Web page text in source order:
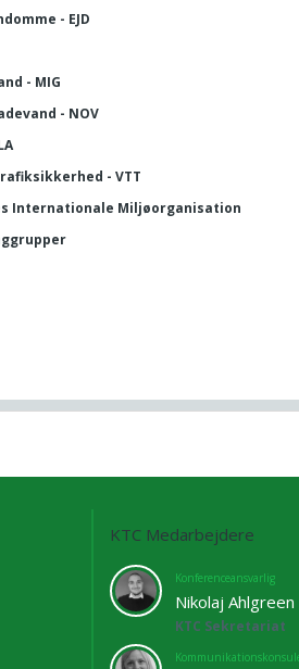
- EJD
- MIG
- NOV
- VTT
Internationale Miljøorganisation
KTC Medarbejdere
Konferenceansvarlig
Nikolaj Ahlgreen
KTC Sekretariat